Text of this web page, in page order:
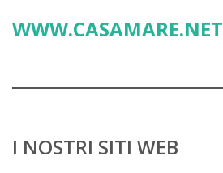
WWW.CASAMARE.NET
I NOSTRI SITI WEB